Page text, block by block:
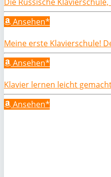
Ansehen*
Meine erste Klavierschule!
Ansehen*
Klavier lernen leicht
Ansehen*